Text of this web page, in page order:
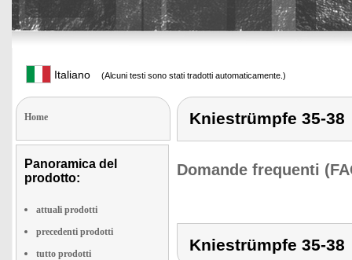
Italiano (Alcuni testi sono stati tradotti automaticamente.)
Home
Panoramica del
prodotto:
attuali prodotti
precedenti prodotti
tutto prodotti
Kniestrümpfe 35-38
Domande frequenti
Kniestrümpfe 35-38